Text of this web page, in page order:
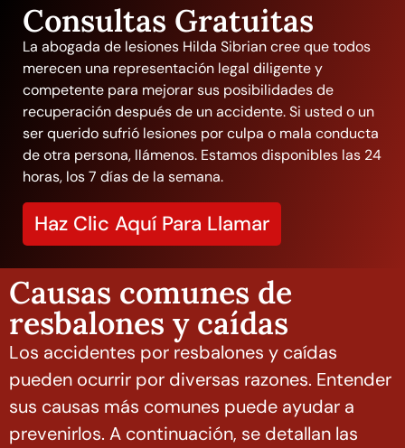
Consultas Gratuitas
La abogada de lesiones Hilda Sibrian cree que todos
merecen una representación legal diligente y
competente para mejorar sus posibilidades de
recuperación después de un accidente. Si usted o un
ser querido sufrió lesiones por culpa o mala conducta
de otra persona, llámenos. Estamos disponibles las 24
horas, los 7 días de la semana.
Haz Clic Aquí Para Llamar
Causas comunes de
resbalones y caídas
Los accidentes por resbalones y caídas
pueden ocurrir por diversas razones. Entender
sus causas más comunes puede ayudar a
prevenirlos. A continuación, se detallan las